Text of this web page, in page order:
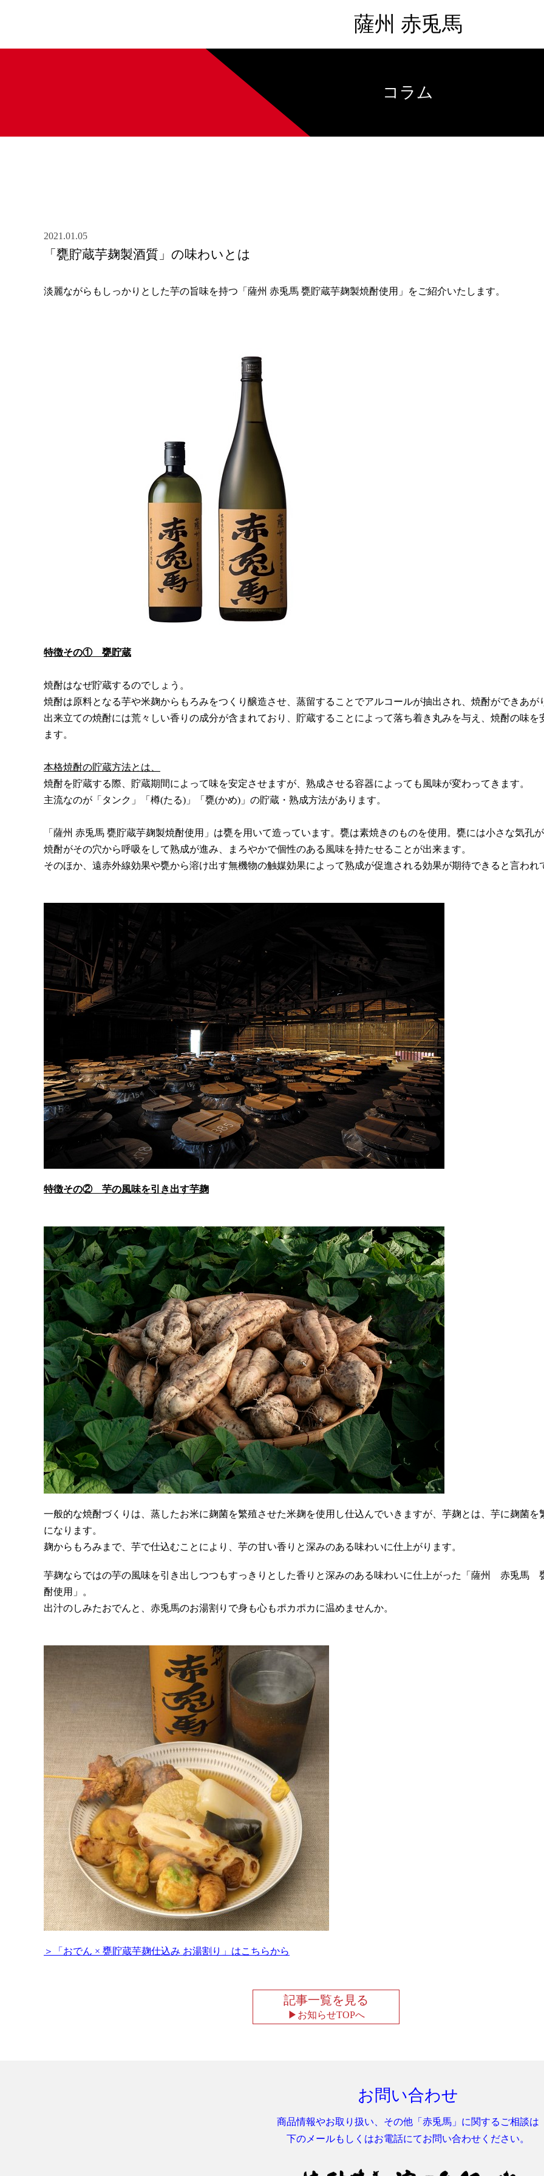
薩州 赤兎馬
コラム
2021.01.05
「甕貯蔵芋麹製酒質」の味わいとは
淡麗ながらもしっかりとした芋の旨味を持つ「薩州 赤兎馬 甕貯蔵芋麹製焼酎使用」をご紹介いたします。
特徴その① 甕貯蔵
焼酎はなぜ貯蔵するのでしょう。
焼酎は原料となる芋や米麹からもろみをつくり醸造させ、蒸留することでアルコールが抽出され、焼酎ができあが
出来立ての焼酎には荒々しい香りの成分が含まれており、貯蔵することによって落ち着き丸みを与え、焼酎の味を
ます。
本格焼酎の貯蔵方法とは、
焼酎を貯蔵する際、貯蔵期間によって味を安定させますが、熟成させる容器によっても風味が変わってきます。
主流なのが「タンク」「樽(たる)」「甕(かめ)」の貯蔵・熟成方法があります。
「薩州 赤兎馬 甕貯蔵芋麹製焼酎使用」は甕を用いて造っています。甕は素焼きのものを使用。甕には小さな気孔が
焼酎がその穴から呼吸をして熟成が進み、まろやかで個性のある風味を持たせることが出来ます。
そのほか、遠赤外線効果や甕から溶け出す無機物の触媒効果によって熟成が促進される効果が期待できると言われ
特徴その② 芋の風味を引き出す芋麹
一般的な焼酎づくりは、蒸したお米に麹菌を繁殖させた米麹を使用し仕込んでいきますが、芋麹とは、芋に麹菌を
になります。
麹からもろみまで、芋で仕込むことにより、芋の甘い香りと深みのある味わいに仕上がります。
芋麹ならではの芋の風味を引き出しつつもすっきりとした香りと深みのある味わいに仕上がった「薩州 赤兎馬
酎使用」。
出汁のしみたおでんと、赤兎馬のお湯割りで身も心もポカポカに温めませんか。
＞「おでん × 甕貯蔵芋麹仕込み お湯割り」はこちらから
記事一覧を見る
お知らせTOPへ
お問い合わせ
商品情報やお取り扱い、 その他「赤兎馬」に関するご相談は
下のメールもしくはお電話にてお問い合わせください。